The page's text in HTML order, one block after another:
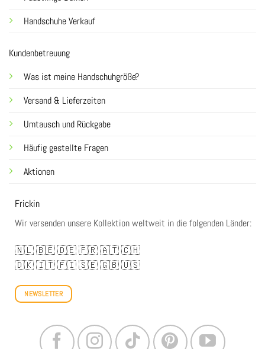
Handschuhe Verkauf
Kundenbetreuung
Was ist meine Handschuhgröße?
Versand & Lieferzeiten
Umtausch und Rückgabe
Häufig gestellte Fragen
Aktionen
Frickin
Wir versenden unsere Kollektion weltweit in die folgenden Länder:
🇳🇱🇧🇪🇩🇪🇫🇷🇦🇹🇨🇭
🇩🇰🇮🇹🇫🇮🇸🇪🇬🇧🇺🇸
NEWSLETTER